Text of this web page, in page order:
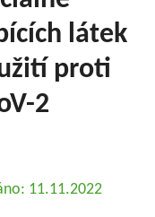
látek
proti
2
11.11.2022